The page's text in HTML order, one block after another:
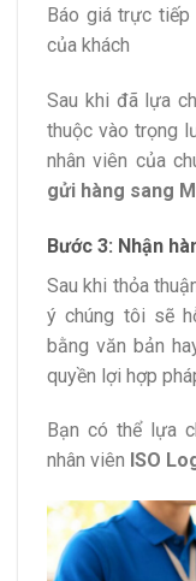
Báo giá trực tiếp
của khách
Sau khi đã lựa
thuộc vào trọng
nhân viên của
gửi hàng sang
Bước 3: Nhận
Sau khi thỏa
ý chúng tôi sẽ
bằng văn bản
quyền lợi hợp
Bạn có thể lựa
nhân viên ISO